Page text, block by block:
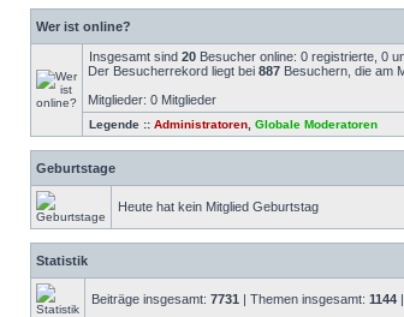
Wer ist online?
Insgesamt sind 20 Besucher online: 0 registrierte, 0
Der Besucherrekord liegt bei 887 Besuchern, die am
Mitglieder: 0 Mitglieder
Legende :: Administratoren Globale Moderatoren
Geburtstage
Heute hat kein Mitglied Geburtstag
Statistik
Beiträge insgesamt: 7731 | Themen insgesamt: 1144